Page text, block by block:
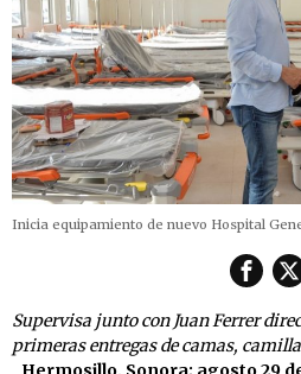
Inicia equipamiento de nuevo Hospital
Supervisa junto con Juan Ferrer
primeras entregas de camas,